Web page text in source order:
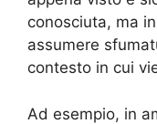
conosciuta, ma
assumere
contesto in cui
Ad esempio, in